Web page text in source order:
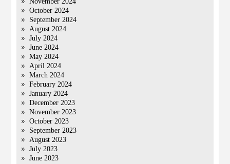
October 2024
September 2024
August 2024
July 2024
June 2024
May 2024
April 2024
March 2024
February 2024
January 2024
December 2023
November 2023
October 2023
September 2023
August 2023
July 2023
June 2023